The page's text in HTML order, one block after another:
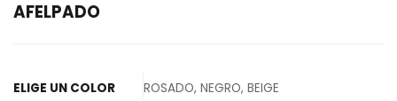
AFELPADO
ELIGE UN COLOR ROSADO, NEGRO, BEIGE